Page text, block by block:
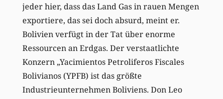
jeder hier, dass das Land Gas in rauen Mengen
exportiere, das sei doch absurd, meint er.
Bolivien verfügt in der Tat über enorme
Ressourcen an Erdgas. Der verstaatlichte
Konzern „Yacimientos Petroliferos Fiscales
Bolivianos (YPFB) ist das größte
Industrieunternehmen Boliviens. Don Leo